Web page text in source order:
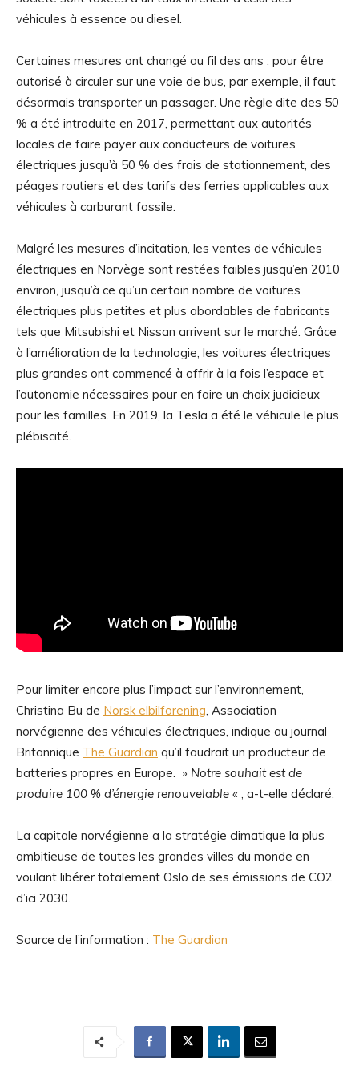
véhicules à essence ou diesel.
Certaines mesures ont changé au fil des ans : pour être
autorisé à circuler sur une voie de bus, par exemple, il faut
désormais transporter un passager. Une règle dite des 50
% a été introduite en 2017, permettant aux autorités
locales de faire payer aux conducteurs de voitures
électriques jusqu’à 50 % des frais de stationnement, des
péages routiers et des tarifs des ferries applicables aux
véhicules à carburant fossile.
Malgré les mesures d’incitation, les ventes de véhicules
électriques en Norvège sont restées faibles jusqu’en 2010
environ, jusqu’à ce qu’un certain nombre de voitures
électriques plus petites et plus abordables de fabricants
tels que Mitsubishi et Nissan arrivent sur le marché. Grâce
à l’amélioration de la technologie, les voitures électriques
plus grandes ont commencé à offrir à la fois l’espace et
l’autonomie nécessaires pour en faire un choix judicieux
pour les familles. En 2019, la Tesla a été le véhicule le plus
plébiscité.
Pour limiter encore plus l’impact sur l’environnement,
Christina Bu de Norsk elbilforening , Association
norvégienne des véhicules électriques, indique au journal
Britannique The Guardian qu’il faudrait un producteur de
batteries propres en Europe. » Notre souhait est de
produire 100 % d’énergie renouvelable « , a-t-elle déclaré.
La capitale norvégienne a la stratégie climatique la plus
ambitieuse de toutes les grandes villes du monde en
voulant libérer totalement Oslo de ses émissions de CO2
d’ici 2030.
Source de l’information : The Guardian